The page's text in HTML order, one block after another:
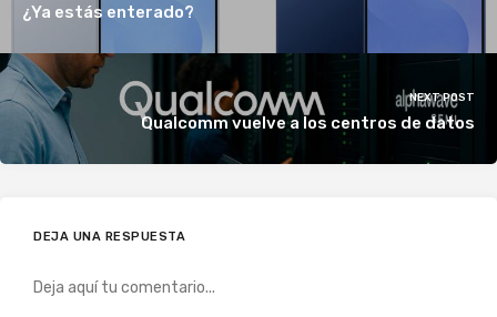
¿Ya estás enterado?
NEXT POST
Qualcomm vuelve a los centros de datos
DEJA UNA RESPUESTA